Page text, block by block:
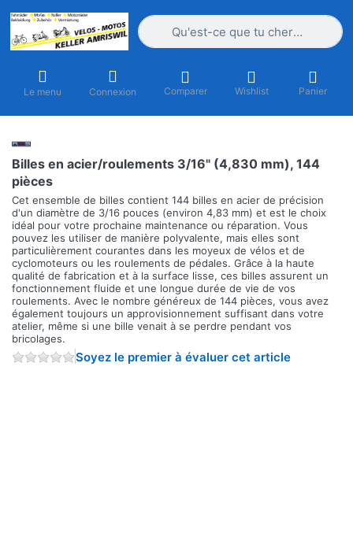
Saisissez un terme de recherche.
Le menu Connexion Comparer Wishlist Panier
Billes en acier/roulements 3/16" (4,830 mm), 144
pièces
Cet ensemble de billes contient 144 billes en acier de précision
d'un diamètre de 3/16 pouces (environ 4,83 mm) et est le choix
idéal pour votre prochaine maintenance ou réparation. Vous
pouvez les utiliser de manière polyvalente, mais elles sont
particulièrement courantes dans les moyeux de vélos et de
cyclomoteurs ou les roulements de pédales. Grâce à la haute
qualité de fabrication et à la surface lisse, ces billes assurent un
fonctionnement fluide et une longue durée de vie de vos
roulements. Avec le nombre généreux de 144 pièces, vous avez
également toujours un approvisionnement suffisant dans votre
atelier, même si une bille venait à se perdre pendant vos
bricolages.
Soyez le premier à évaluer cet article